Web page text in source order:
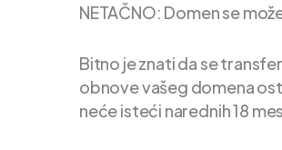
NETAČNO: Domen se
Bitno je znati da se
obnove vašeg domena
neće isteći narednih 18